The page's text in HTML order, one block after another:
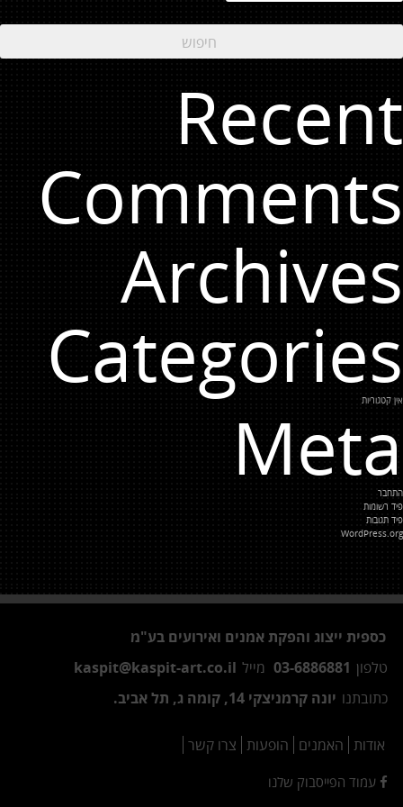
Recent
Comments
Archives
Categories
אין קטגוריות
Meta
התחבר
פיד רשומות
פיד תגובות
WordPress.org
כספית ייצוג והפקת אמנים ואירועים בע"מ
טלפון 03-6886881 מייל kaspit@kaspit-art.co.il
כתובתנו יונה קרמניצקי 14, קומה ג, תל אביב.
אודות האמנים הופעות צרו קשר
עמוד הפייסבוק שלנו